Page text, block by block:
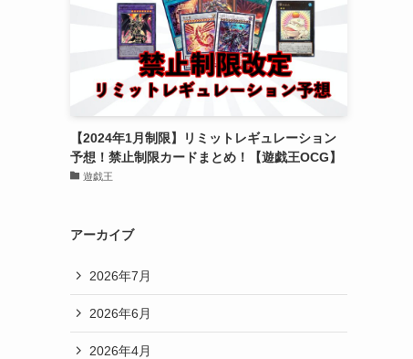
【2024年1月制限】リミットレギュレーション
予想！禁止制限カードまとめ！【遊戯王OCG】
遊戯王
アーカイブ
2026年7月
2026年6月
2026年4月